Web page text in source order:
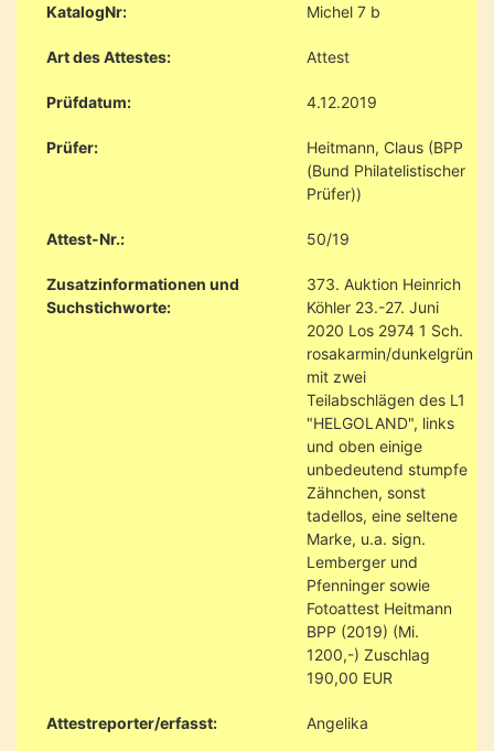
KatalogNr: Michel 7 b
Art des Attestes: Attest
Prüfdatum: 4.12.2019
Prüfer:
Heitmann, Claus (BPP
(Bund Philatelistischer
Prüfer))
Attest-Nr.: 50/19
Zusatzinformationen und
Suchstichworte:
373. Auktion Heinrich
Köhler 23.-27. Juni
2020 Los 2974 1 Sch.
rosakarmin/dunkelgrün
mit zwei
Teilabschlägen des L1
"HELGOLAND", links
und oben einige
unbedeutend stumpfe
Zähnchen, sonst
tadellos, eine seltene
Marke, u.a. sign.
Lemberger und
Pfenninger sowie
Fotoattest Heitmann
BPP (2019) (Mi.
1200,-) Zuschlag
190,00 EUR
Attestreporter/erfasst: Angelika